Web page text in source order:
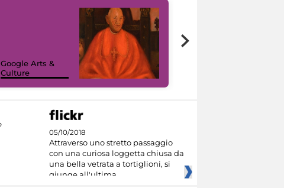
Google Arts &
Culture
05/10/2018
Attraverso uno stretto passaggio
con una curiosa loggetta chiusa da
una bella vetrata a tortiglioni, si
giunge all'ultima